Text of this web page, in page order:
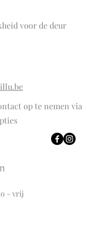
voor de deur
op te nemen via
- vrij